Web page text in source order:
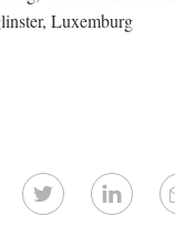
Luxemburg